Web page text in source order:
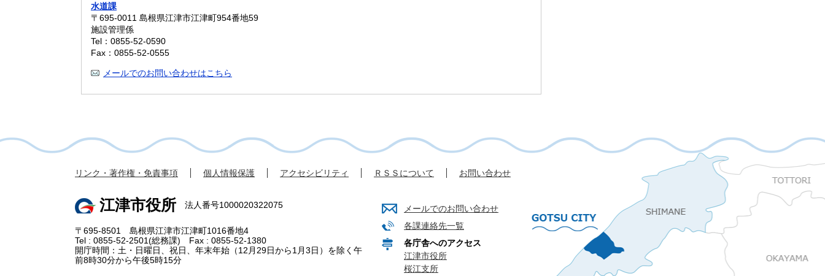
水道課
〒695-0011 島根県江津市江津町954番地59
施設管理係
Tel：0855-52-0590
Fax：0855-52-0555
メールでのお問い合わせはこちら
リンク・著作権・免責事項 個人情報保護 アクセシビリティ ＲＳＳについて お問い合わせ
江津市役所 法人番号1000020322075
〒695-8501 島根県江津市江津町1016番地4
Tel : 0855-52-2501(総務課) Fax : 0855-52-1380
開庁時間：土・日曜日、祝日、年末年始（12月29日から1月3日）を除く午
前8時30分から午後5時15分
メールでのお問い合わせ
各課連絡先一覧
各庁舎へのアクセス
江津市役所
桜江支所